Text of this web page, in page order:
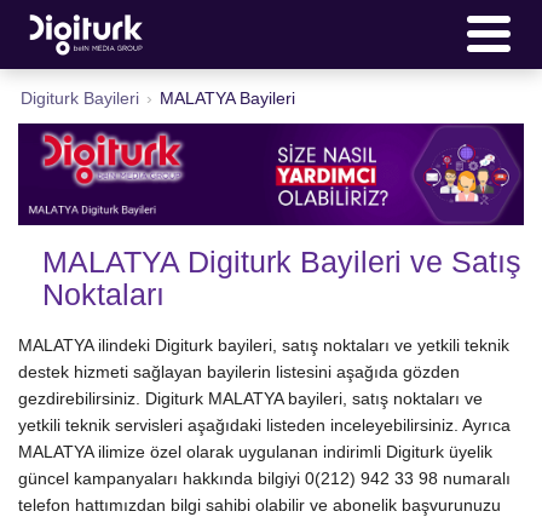
Digiturk Bayileri › MALATYA Bayileri
MALATYA Digiturk Bayileri ve Satış
Noktaları
MALATYA ilindeki Digiturk bayileri, satış noktaları ve yetkili teknik
destek hizmeti sağlayan bayilerin listesini aşağıda gözden
gezdirebilirsiniz. Digiturk MALATYA bayileri, satış noktaları ve
yetkili teknik servisleri aşağıdaki listeden inceleyebilirsiniz. Ayrıca
MALATYA ilimize özel olarak uygulanan indirimli Digiturk üyelik
güncel kampanyaları hakkında bilgiyi 0(212) 942 33 98 numaralı
telefon hattımızdan bilgi sahibi olabilir ve abonelik başvurunuzu